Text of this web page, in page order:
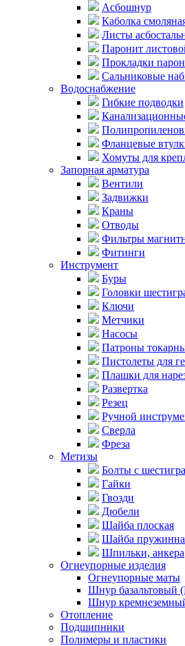
Асбошнур
Каболка
Листы
Паронит
Прокладки
Сальниковые
Водоснабжение
Гибкие подводки
Фланцевые
Хомуты для
Запорная арматура
Вентили
Задвижки
Краны
Отводы
Фильтры
Фитинги
Инструмент
Буры
Головки
Ключи
Метчики
Насосы
Патроны
Пистолеты для
Плашки для
Развертка
Резец
Ручной
Сверла
Фреза
Метизы
Болты с
Гайки
Гвозди
Дюбели
Шайба плоская
Шайба
Шпильки, анкера
Огнеупорные изделия
Огнеупорные маты
Шнур
Шнур
Отопление
Подшипники
Полимеры и пластики